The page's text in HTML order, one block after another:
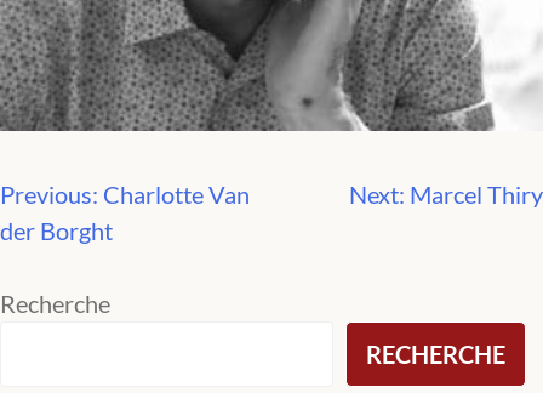
Navigation
Previous: Charlotte Van
der Borght
Next: Marcel Thiry
Recherche
RECHERCHE